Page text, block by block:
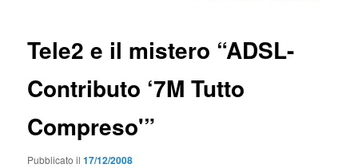
Tele2 e il mistero “ADSL-
Contributo ‘7M Tutto
Compreso'”
Pubblicato il17/12/2008